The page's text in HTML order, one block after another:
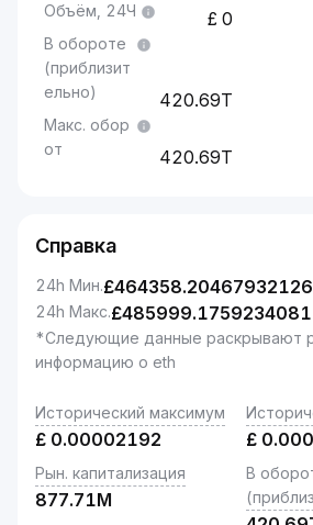
Объём, 24Ч 0
В обороте
(приблизит
ельно)
420.69T
Макс. обор
от
420.69T
Справка
24h Мин.£464358.20467932126
24h Макс.£485999.1759234081
*Следующие данные раскрывают
информацию о eth
Исторический максимум
£ 0.00002192 £
Рын. капитализация
877.71M
В